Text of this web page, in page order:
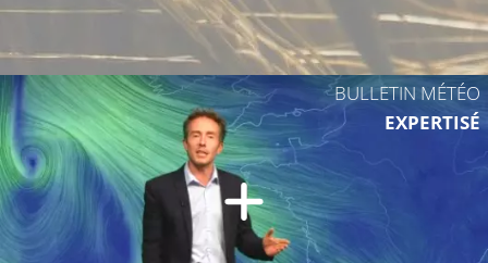
19°C
BULLETIN MÉTÉO
EXPERTISÉ